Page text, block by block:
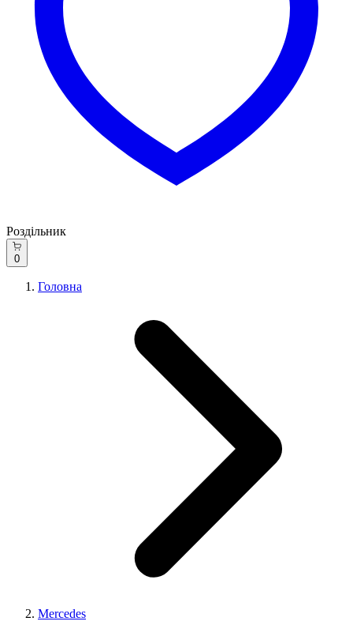
Роздільник
0
Головна
Mercedes